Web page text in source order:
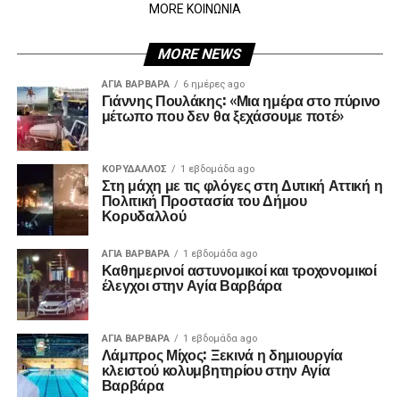
MORE ΚΟΙΝΩΝΙΑ
MORE NEWS
ΑΓΙΑ ΒΑΡΒΑΡΑ 6 ημέρες ago
Γιάννης Πουλάκης: «Μια ημέρα στο πύρινο
μέτωπο που δεν θα ξεχάσουμε ποτέ»
ΚΟΡΥΔΑΛΛΟΣ 1 εβδομάδα ago
Στη μάχη με τις φλόγες στη Δυτική Αττική η
Πολιτική Προστασία του Δήμου
Κορυδαλλού
ΑΓΙΑ ΒΑΡΒΑΡΑ 1 εβδομάδα ago
Καθημερινοί αστυνομικοί και τροχονομικοί
έλεγχοι στην Αγία Βαρβάρα
ΑΓΙΑ ΒΑΡΒΑΡΑ 1 εβδομάδα ago
Λάμπρος Μίχος: Ξεκινά η δημιουργία
κλειστού κολυμβητηρίου στην Αγία
Βαρβάρα